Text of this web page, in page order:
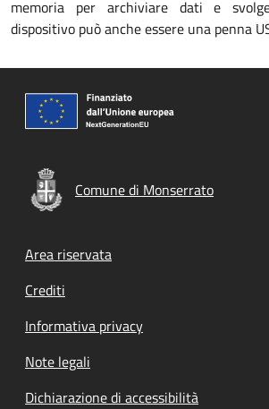
memoria per archiviare dati e
dispositivo può anche essere una penna
Comune di Monserrato
Footer menu
Area riservata
Crediti
Informativa privacy
Note legali
Dichiarazione di accessibilità